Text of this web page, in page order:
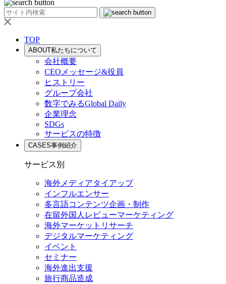
TOP
ABOUT私たちについて
会社概要
CEOメッセージ&役員
ヒストリー
グループ会社
数字でみるGlobal Daily
企業理念
SDGs
サービスの特徴
CASES事例紹介
サービス別
海外メディアタイアップ
インフルエンサー
多言語コンテンツ企画・制作
在留外国⼈レビューマーケティング
海外マーケットリサーチ
デジタルマーケティング
イベント
セミナー
海外進出支援
旅行商品造成